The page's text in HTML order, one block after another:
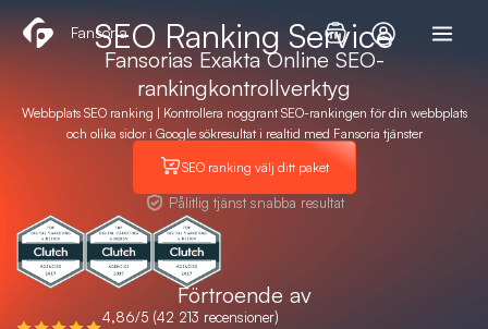
Fansoria
SEO Ranking Service
Fansorias Exakta Online SEO-
rankingkontrollverktyg
Webbplats SEO ranking | Kontrollera noggrant SEO-rankingen för din webbplats
och olika sidor i Google sökresultat i realtid med Fansoria tjänster
SEO ranking välj ditt paket
Pålitlig tjänst snabba resultat
Förtroende av
4,86/5 (42 213 recensioner)